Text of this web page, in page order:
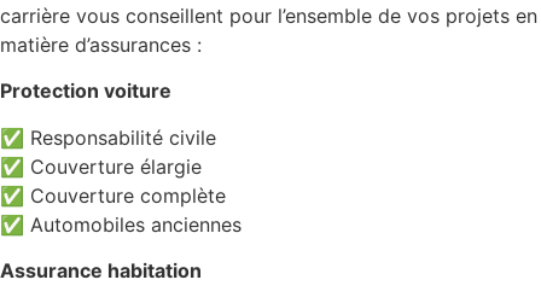
carrière vous conseillent pour l’ensemble de vos projets en
matière d’assurances :
Protection voiture
✅ Responsabilité civile
✅ Couverture élargie
✅ Couverture complète
✅ Automobiles anciennes
Assurance habitation